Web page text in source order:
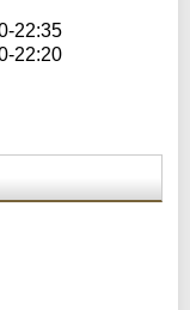
22:35
22:20